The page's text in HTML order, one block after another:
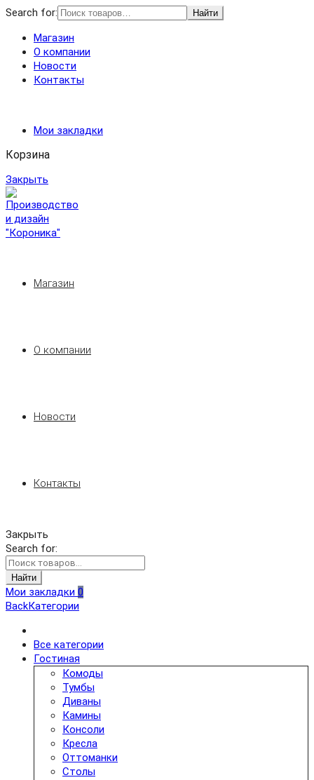
Search for: Найти
Магазин
О компании
Новости
Контакты
Мои закладки
Корзина
Закрыть
Магазин
О компании
Новости
Контакты
Закрыть
Search for:
Найти
Мои закладки 0
BackКатегории
Все категории
Гостиная
Комоды
Тумбы
Диваны
Камины
Консоли
Кресла
Оттоманки
Столы